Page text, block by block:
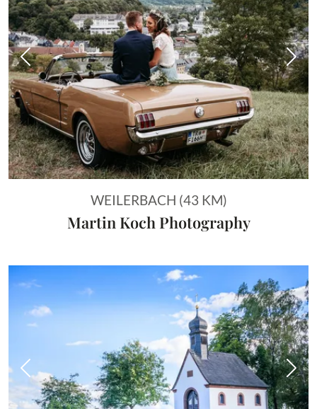
Vorheriges Bild
WEILERBACH (43 KM)
Martin Koch Photography
Vorheriges Bild